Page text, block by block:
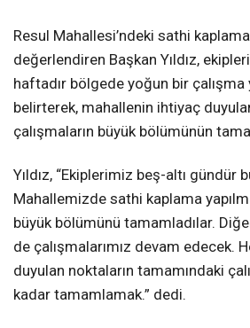
Resul Mahallesi’ndeki sathi kaplama
değerlendiren Başkan Yıldız,
haftadır bölgede yoğun bir
belirterek, mahallenin ihtiyaç
çalışmaların büyük bölümünün
Yıldız, “Ekiplerimiz beş-altı gündür
Mahallemizde sathi kaplama
büyük bölümünü tamamladılar.
de çalışmalarımız devam edecek.
duyulan noktaların tamamındaki
kadar tamamlamak.” dedi.